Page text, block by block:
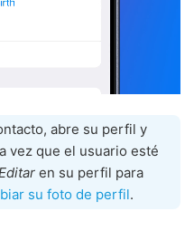
abre su perfil y
vez que el usuario esté
en su perfil para
su foto de perfil.